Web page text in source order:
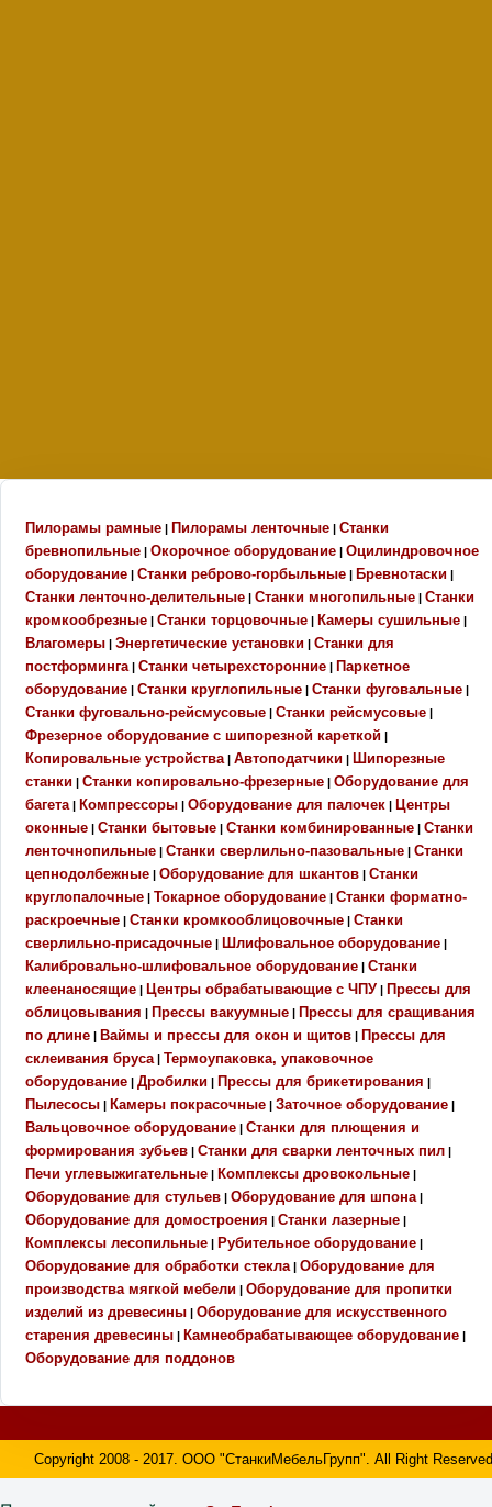
Пилорамы рамные | Пилорамы ленточные | Станки
бревнопильные | Окорочное оборудование | Оцилиндровочное
оборудование | Станки реброво-горбыльные | Бревнотаски |
Станки ленточно-делительные | Станки многопильные | Станки
кромкообрезные | Станки торцовочные | Камеры сушильные |
Влагомеры | Энергетические установки | Станки для
постформинга | Станки четырехсторонние | Паркетное
оборудование | Станки круглопильные | Станки фуговальные |
Станки фуговально-рейсмусовые | Станки рейсмусовые |
Фрезерное оборудование с шипорезной кареткой |
Копировальные устройства | Автоподатчики | Шипорезные
станки | Станки копировально-фрезерные | Оборудование для
багета | Компрессоры | Оборудование для палочек | Центры
оконные | Станки бытовые | Станки комбинированные | Станки
ленточнопильные | Станки сверлильно-пазовальные | Станки
цепнодолбежные | Оборудование для шкантов | Станки
круглопалочные | Токарное оборудование | Станки форматно-
раскроечные | Станки кромкооблицовочные | Станки
сверлильно-присадочные | Шлифовальное оборудование |
Калибровально-шлифовальное оборудование | Станки
клеенаносящие | Центры обрабатывающие с ЧПУ | Прессы для
облицовывания | Прессы вакуумные | Прессы для сращивания
по длине | Ваймы и прессы для окон и щитов | Прессы для
склеивания бруса | Термоупаковка, упаковочное
оборудование | Дробилки | Прессы для брикетирования |
Пылесосы | Камеры покрасочные | Заточное оборудование |
Вальцовочное оборудование | Станки для плющения и
формирования зубьев | Станки для сварки ленточных пил |
Печи углевыжигательные | Комплексы дровокольные |
Оборудование для стульев | Оборудование для шпона |
Оборудование для домостроения | Станки лазерные |
Комплексы лесопильные | Рубительное оборудование |
Оборудование для обработки стекла | Оборудование для
производства мягкой мебели | Оборудование для пропитки
изделий из древесины | Оборудование для искусственного
старения древесины | Камнеобрабатывающее оборудование |
Оборудование для поддонов
Copyright 2008 - 2017. ООО "СтанкиМебельГрупп". All Right